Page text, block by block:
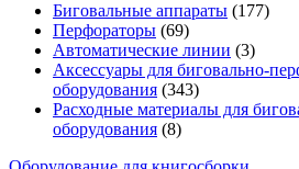
Биговальные аппараты (177)
Перфораторы (69)
Автоматические линии (3)
Аксессуары для биговально-
оборудования (343)
Расходные материалы для
оборудования (8)